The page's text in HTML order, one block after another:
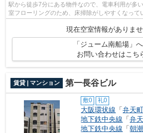
駅から徒歩7分にある物件なので、電車利用が多
室フローリングのため、床掃除がしやすくなって
現在空室情報がありませ
「ジューム南船場」
お問い合わせはこち
賃貸 | マンション 第一長谷ビル
敷0 礼0
大阪環状線 「弁天町
地下鉄中央線 「弁
地下鉄中央線 「朝